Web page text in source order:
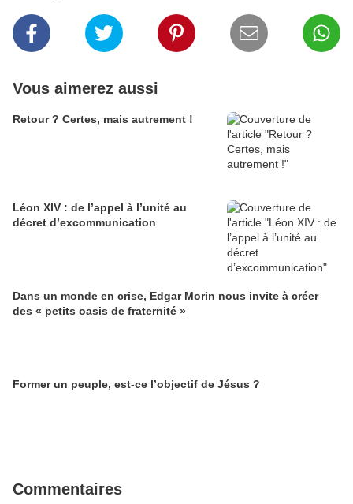
Vous aimerez aussi
Retour ? Certes, mais autrement !
Léon XIV : de l’appel à l’unité au
décret d’excommunication
Dans un monde en crise, Edgar Morin nous invite à créer
des « petits oasis de fraternité »
Former un peuple, est-ce l’objectif de Jésus ?
Commentaires